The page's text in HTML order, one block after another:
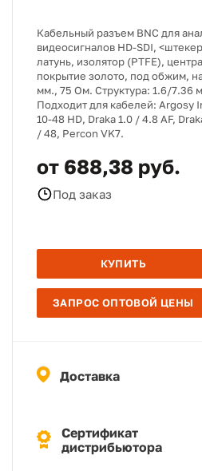
Кабельный разъем BNC для
видеосигналов HD-SDI,
латунь, изолятор (PTFE),
покрытие золото, под обжим,
мм., 75 Ом. Структура: 1.6/7.36
Подходит для кабелей: Argosy
10-48 HD, Draka 1.0 / 4.8 AF,
/ 48, Percon VK7.
от 688,38 руб.
Под заказ
КУПИТЬ
ЗАПРОС ОПТОВОЙ ЦЕНЫ
Доставка
Сертификат
дистрибьютора